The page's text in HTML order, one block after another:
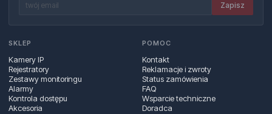
Zapisz
SKLEP
Kamery IP
Rejestratory
Zestawy monitoringu
Alarmy
Kontrola dostępu
Akcesoria
POMOC
Kontakt
Reklamacje i zwroty
Status zamówienia
FAQ
Wsparcie techniczne
Doradca